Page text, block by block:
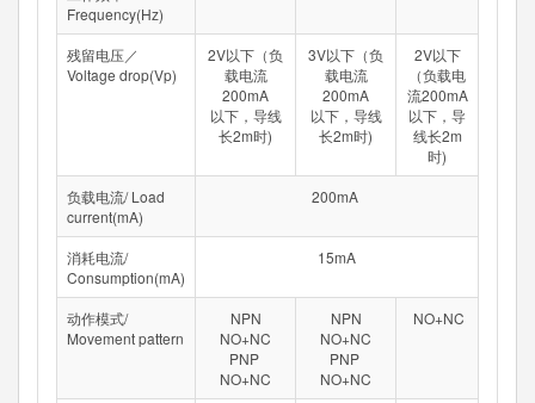
Frequency(Hz)
残留电压／
Voltage drop(Vp)
2V以下（负
载电流
200mA
以下，导线
长2m时)
3V以下（负
载电流
200mA
以下，导线
长2m时)
2V以下
（负载电
流200mA
以下，导
线长2m
时)
负载电流/ Load
current(mA)
200mA
消耗电流/
Consumption(mA)
15mA
动作模式/
Movement pattern
NPN
NO+NC
PNP
NO+NC
NPN
NO+NC
PNP
NO+NC
NO+NC